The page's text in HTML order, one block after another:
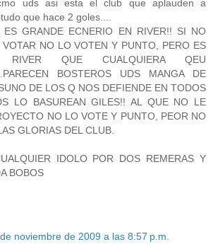
uds asi esta el club que aplauden a
que hace 2 goles....
ES GRANDE ECNERIO EN RIVER!! SI NO
NO LO VOTEN Y PUNTO, PERO ES
QUE CUALQUIERA QEU
BOSTEROS UDS MANGA DE
DE LOS Q NOS DEFIENDE EN TODOS
LO BASUREAN GILES!! AL QUE NO LE
NO LO VOTE Y PUNTO, PEOR NO
GLORIAS DEL CLUB.
IDOLO POR DOS REMERAS Y
BOBOS
noviembre de 2009 a las 8:57 p.m.